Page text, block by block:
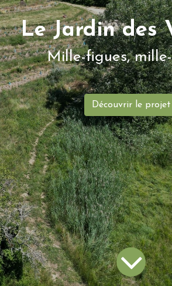
Le Jardin des
Mille-figues,
Découvrir le projet